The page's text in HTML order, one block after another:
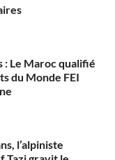
: Le Maroc qualifié
du Monde FEI
l’alpiniste